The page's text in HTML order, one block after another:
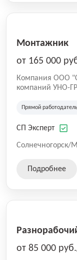
Монтажник
от 165 000
Компания ООО
компаний УНО-
работаем на
зданий из
гибридно-
Прямой
СП Эксперт
Солнечногорск/
Подробнее
от 85 000